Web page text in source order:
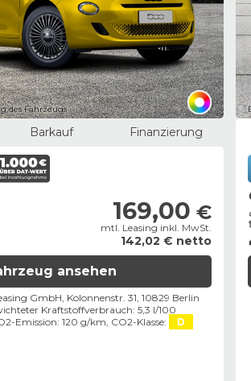
des Fahrzeugs
Barkauf Finanzierung
169,00 €
mtl. Leasing inkl. MwSt.
142,02 € netto
ansehen
GmbH, Kolonnenstr. 31, 10829 Berlin
Kraftstoffverbrauch: 5,3 l/100
Emission: 120 g/km, CO2-Klasse: D